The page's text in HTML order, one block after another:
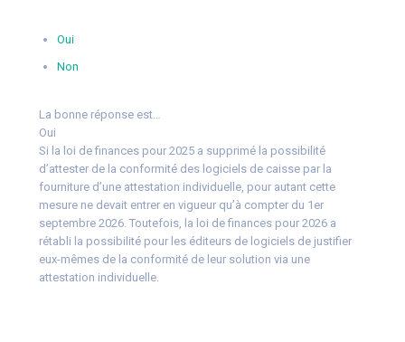
Oui
Non
La bonne réponse est…
Oui
Si la loi de finances pour 2025 a supprimé la possibilité
d’attester de la conformité des logiciels de caisse par la
fourniture d’une attestation individuelle, pour autant cette
mesure ne devait entrer en vigueur qu’à compter du 1er
septembre 2026. Toutefois, la loi de finances pour 2026 a
rétabli la possibilité pour les éditeurs de logiciels de justifier
eux-mêmes de la conformité de leur solution via une
attestation individuelle.